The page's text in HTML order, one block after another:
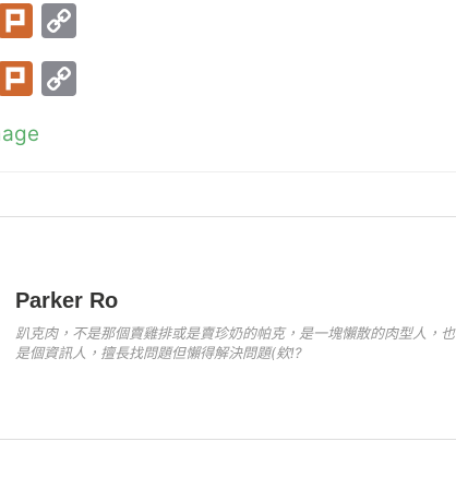
Pl
ur
k
k
Pl
k
Li
k
Parker Ro
趴克肉，不是那個賣雞排或是賣珍奶的帕克，是一塊懶散的肉型人，也
是個資訊人，擅長找問題但懶得解決問題(欸!?